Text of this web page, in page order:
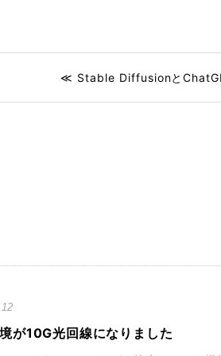
≪ Stable Diffusionと
が10G光回線になりました